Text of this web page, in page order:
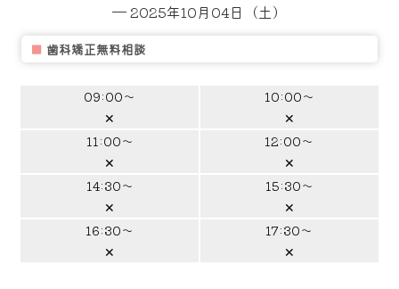
─ 2025年10月04日（土）
■ 歯科矯正無料相談
09:00～
✕
10:00～
✕
11:00～
✕
12:00～
✕
14:30～
✕
15:30～
✕
16:30～
✕
17:30～
✕